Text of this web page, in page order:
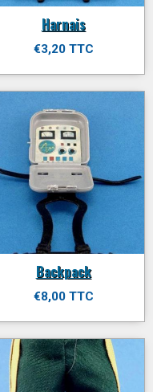
Harnais
€3,20 TTC
Backpack
€8,00 TTC